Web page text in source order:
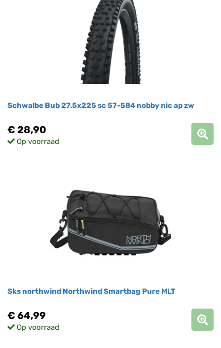
Schwalbe Bub 27.5x225 sc 57-584 nobby nic ap zw
€ 28,90
Op voorraad
Sks northwind Northwind Smartbag Pure MLT
€ 64,99
Op voorraad